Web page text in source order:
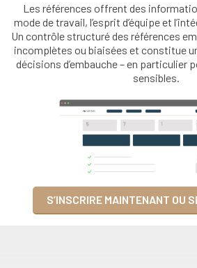
Les références offrent des
mode de travail, l’esprit d’équipe et
Un contrôle structuré des références
incomplètes ou biaisées et constitue
décisions d’embauche – en particulier
sensibles.
S’INSCRIRE MAINTENANT OU